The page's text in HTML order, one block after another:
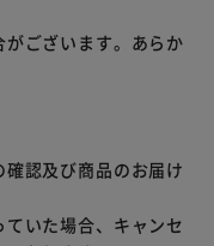
ございます。あらか
認及び商品のお届け
いた場合、キャンセ